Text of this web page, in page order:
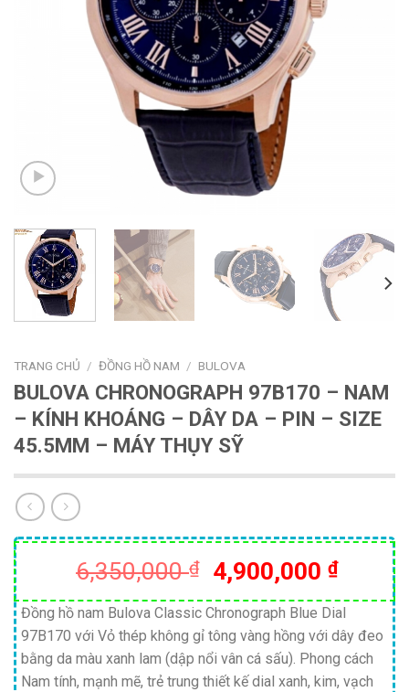
TRANG CHỦ / ĐỒNG HỒ NAM / BULOVA
BULOVA CHRONOGRAPH 97B170 – NAM
– KÍNH KHOÁNG – DÂY DA – PIN – SIZE
45.5MM – MÁY THỤY SỸ
6,350,000₫
Giá
gốc
là:
6,350,000 ₫.
4,900,000 ₫Giá
hiện
tại
là:
Đồng hồ nam Bulova Classic Chronograph Blue Dial
97B170 với Vỏ thép không gỉ tông vàng hồng với dây đeo
bằng da màu xanh lam (dập nổi vân cá sấu). Phong cách
Nam tính, mạnh mẽ, trẻ trung thiết kế dial xanh, kim, vạch